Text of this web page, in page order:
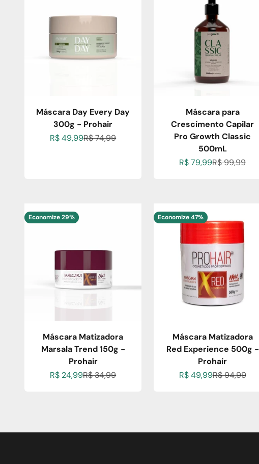
Máscara Day Every Day
300g - Prohair
Preço promocional
R$ 49,99Preço normal
R$ 74,99
Máscara para
Crescimento Capilar
Pro Growth Classic
500mL
Preço promocional
R$ 79,99Preço normal
R$ 99,99
Economize 29%
Máscara Matizadora
Marsala Trend 150g -
Prohair
Preço promocional
R$ 24,99Preço normal
R$ 34,99
Economize 47%
Máscara Matizadora
Red Experience 500g -
Prohair
Preço promocional
R$ 49,99Preço normal
R$ 94,99